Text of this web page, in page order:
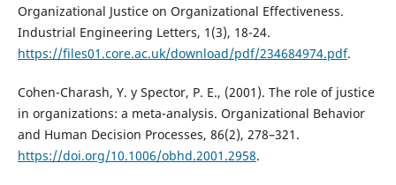
Organizational Justice on Organizational Effectiveness.
Industrial Engineering Letters, 1(3), 18-24.
https://files01.core.ac.uk/download/pdf/234684974.pdf.
Cohen-Charash, Y. y Spector, P. E., (2001). The role of justice
in organizations: a meta-analysis. Organizational Behavior
and Human Decision Processes, 86(2), 278–321.
https://doi.org/10.1006/obhd.2001.2958.